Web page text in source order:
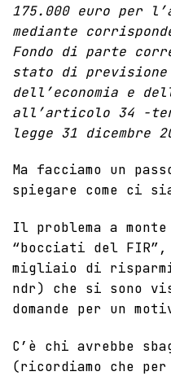
175.000 euro per
mediante
Fondo di parte
stato di
dell’economia e
all’articolo 34 -
legge 31 dicembre
Ma facciamo un
spiegare come ci
Il problema a
“bocciati del
migliaio di
ndr) che si sono
domande per un
C’è chi avrebbe
(ricordiamo che